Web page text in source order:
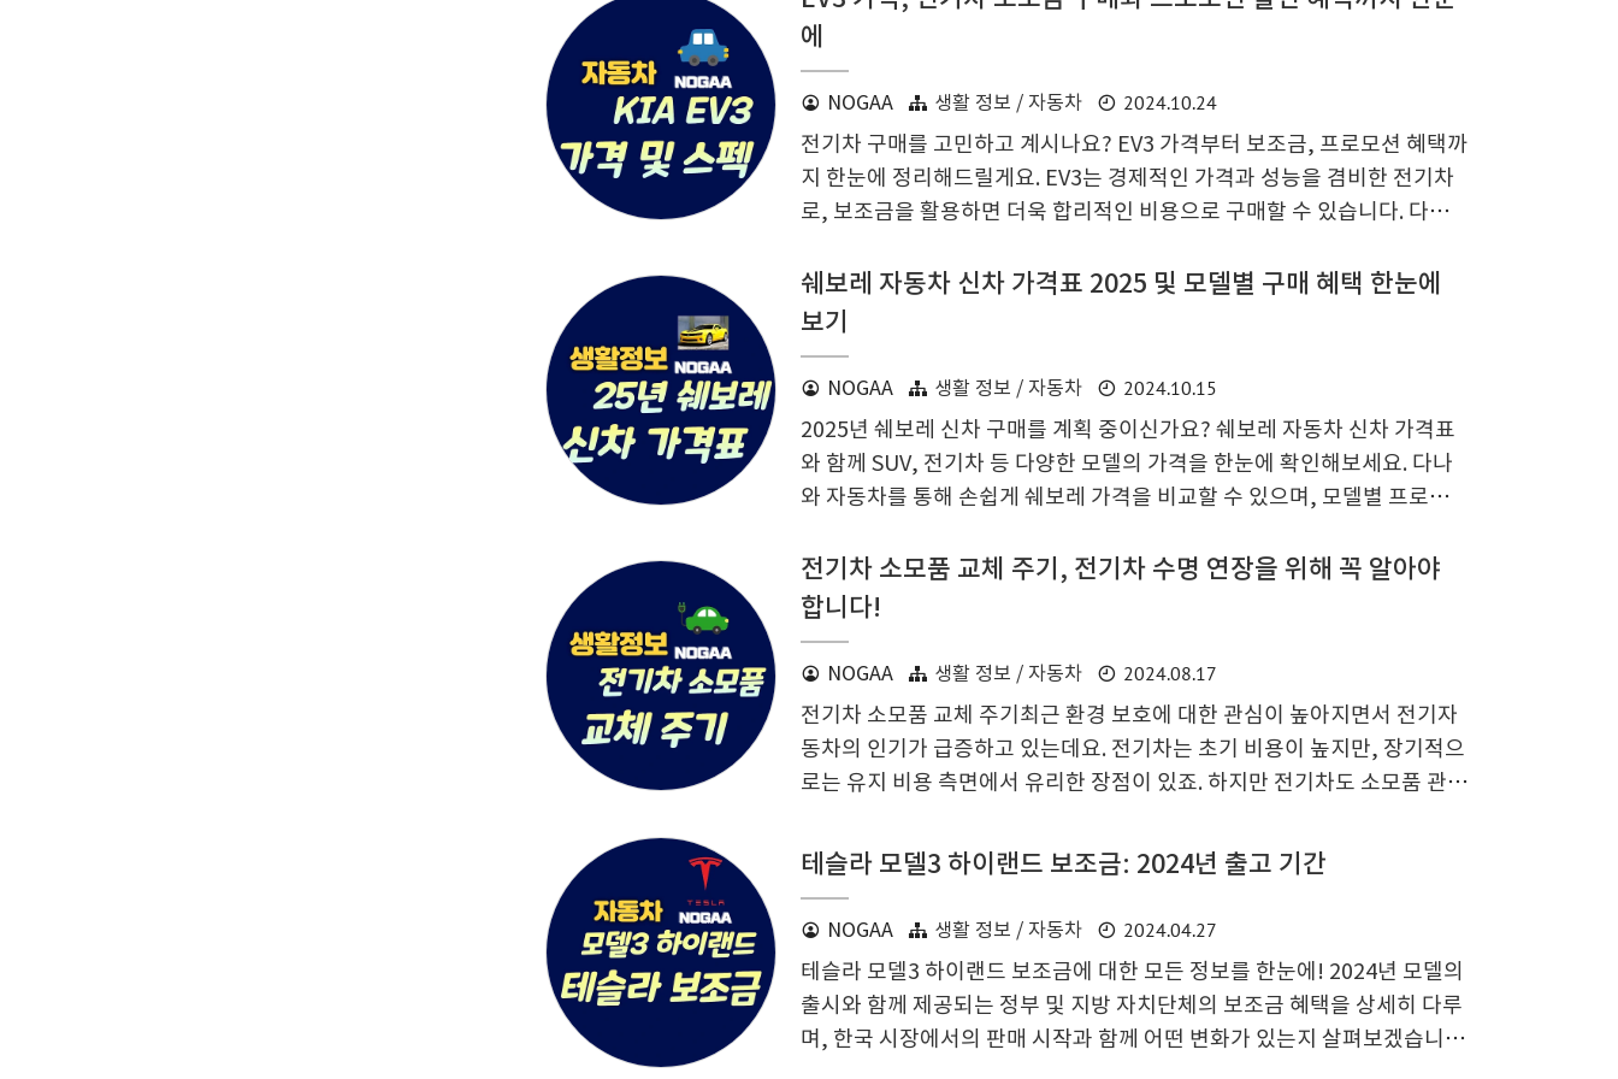
모션까지, 똑똑한 구매 전략을 위한 모든 정보를 안내합니다. 2025 볼보 V6
리어, 다양한 안전 기능을 갖춘 모델로 주목받고 있습니다. 이번 모델은 더
욱 강화된 안전성과 최첨단 주행 보조 시스템으로 운전 편의성을 높였습니
다. B5 가솔린 엔진을 탑재해 250마력의 ..
에
NOGAA 생활 정보 / 자동차 2024.10.24
전기차 구매를 고민하고 계시나요? EV3 가격부터 보조금, 프로모션 혜택까
지 한눈에 정리해드릴게요. EV3는 경제적인 가격과 성능을 겸비한 전기차
로, 보조금을 활용하면 더욱 합리적인 비용으로 구매할 수 있습니다. 다양한
분들을 위해, 동급 차종 대비 성능 분석과 내부 공간의 편의성까지 함께 살
펴보면서 신중한 선택을 돕겠습니다. EV3 가격은 얼마인가요? EV3는 합리
다. 기본 모델부터 고급 트림까지 다양한 옵션이 제공되며, 선택한 사양에
따라 가격이 달라지죠. 보통 기본 모델은 약 4,000만 원대에서 시작하며, 상
위 트림은 추가 기능과 성능 향상에 따라 가격이 상..
쉐보레 자동차 신차 가격표 2025 및 모델별 구매 혜택 한눈에
보기
NOGAA 생활 정보 / 자동차 2024.10.15
2025년 쉐보레 신차 구매를 계획 중이신가요? 쉐보레 자동차 신차 가격표
와 함께 SUV, 전기차 등 다양한 모델의 가격을 한눈에 확인해보세요. 다나
와 자동차를 통해 손쉽게 쉐보레 가격을 비교할 수 있으며, 모델별 프로모션
최신 가격표와 다양한 혜택을 자세히 안내해드립니다. 지금 바로 2025 쉐보
레 모델의 신차 가격과 혜택을 살펴보세요! 2025 쉐보레 신차 가격표 한눈
의 관심을 모으고 있습니다. 먼저, 새해에도 출시될 쉐보레의 다양한 라인업
을 보면 SUV, 세단, 전기차 등 다양한 선택지가 준비되어 있어요. 특히 각 모
델마다 특유의 성능과 디자인을 자랑하..
전기차 소모품 교체 주기, 전기차 수명 연장을 위해 꼭 알아야
합니다!
NOGAA 생활 정보 / 자동차 2024.08.17
전기차 소모품 교체 주기최근 환경 보호에 대한 관심이 높아지면서 전기자
동차의 인기가 급증하고 있는데요. 전기차는 초기 비용이 높지만, 장기적으
로는 유지 비용 측면에서 유리한 장점이 있죠. 하지만 전기차도 소모품 관리
알아보도록 하겠습니다. 내연기관차와 전기차의 차이 전기차와 내연기관
을 얻는 반면, 전기차는 배터리에 저장된 전기 에너지를 사용합니다. 이로
이 필요 없게 되어 유지보수가 상대적으로 간단하죠. 전기차 소모품 종류배
터리타이어브레이크 패드공기 필터냉각수와이퍼 블레이드에어컨 필터 전..
테슬라 모델3 하이랜드 보조금: 2024년 출고 기간
NOGAA 생활 정보 / 자동차 2024.04.27
테슬라 모델3 하이랜드 보조금에 대한 모든 정보를 한눈에! 2024년 모델의
출시와 함께 제공되는 정부 및 지방 자치단체의 보조금 혜택을 상세히 다루
며, 한국 시장에서의 판매 시작과 함께 어떤 변화가 있는지 살펴보겠습니다.